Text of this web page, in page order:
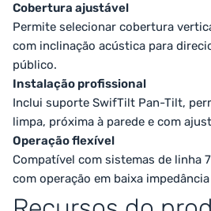
Cobertura ajustável
Permite selecionar cobertura
com inclinação acústica para
público.
Instalação profissional
Inclui suporte SwifTilt Pan-Tilt,
limpa, próxima à parede e com
Operação flexível
Compatível com sistemas de linha
com operação em baixa